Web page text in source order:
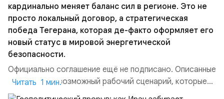
кардинально меняет баланс сил в регионе. Это не
просто локальный договор, а стратегическая
победа Тегерана, которая де-факто оформляет его
новый статус в мировой энергетической
безопасности.
Официально соглашение ещё не подписано. Описанные
пункты — это возможный рабочий сценарий, которые
скорее всего будут реализованы.Разбираем ключевые
Читать 1 мин.